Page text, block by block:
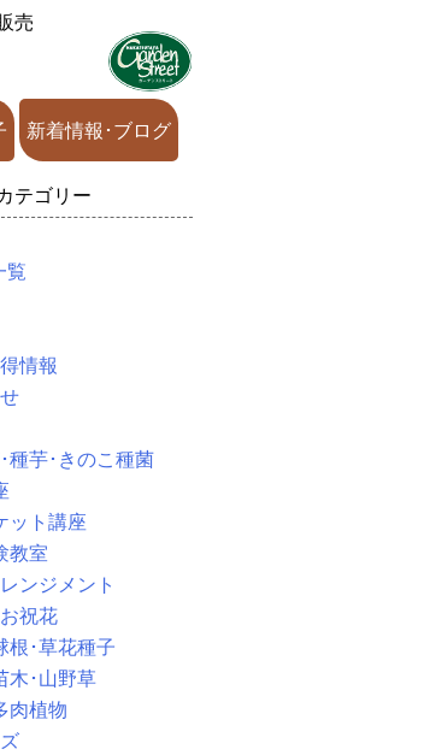
売
新着情報･ブログ
テゴリー
覧
情報
種芋･きのこ種菌
ット講座
教室
ンジメント
祝花
根･草花種子
木･山野草
肉植物